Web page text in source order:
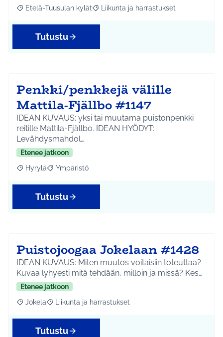
Rajaa tulokset aihepiirin mukaan: Etelä-Tuusulan kylät
Etelä-Tuusulan kylät Rajaa tulokset teeman mukaan:
Liikunta ja harrastukset
Tutustu
Penkki/penkkejä välille
Mattila-Fjällbo #1147
IDEAN KUVAUS: yksi tai muutama puistonpenkki
reitille Mattila-Fjällbo. IDEAN HYÖDYT:
Levähdysmahdol…
Etenee jatkoon
Rajaa tulokset aihepiirin mukaan: Hyrylä
Hyrylä Rajaa tulokset teeman mukaan: Ympäristö
Ympäristö
Tutustu
Puistojoogaa Jokelaan #1428
IDEAN KUVAUS: Miten muutos voitaisiin toteuttaa?
Kuvaa lyhyesti mitä tehdään, milloin ja missä? Kes…
Etenee jatkoon
Rajaa tulokset aihepiirin mukaan: Jokela
Jokela Rajaa tulokset teeman mukaan: Liikunta ja
Liikunta ja harrastukset
Tutustu